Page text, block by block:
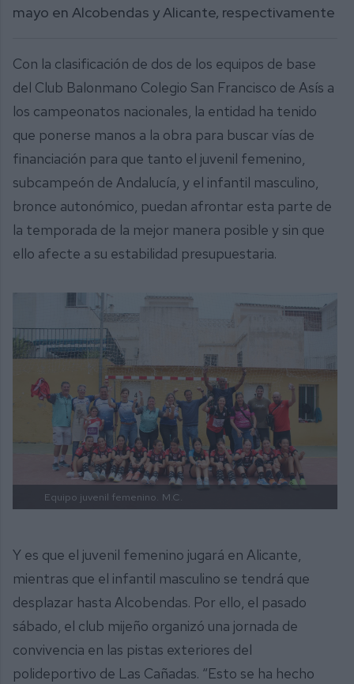
mayo en Alcobendas y Alicante, respectivamente
Con la clasificación de dos de los equipos de base
del Club Balonmano Colegio San Francisco de Asís a
los campeonatos nacionales, la entidad ha tenido
que ponerse manos a la obra para buscar vías de
financiación para que tanto el juvenil femenino,
subcampeón de Andalucía, y el infantil masculino,
bronce autonómico, puedan afrontar esta parte de
la temporada de la mejor manera posible y sin que
ello afecte a su estabilidad presupuestaria.
Equipo juvenil femenino. M.C.
Y es que el juvenil femenino jugará en Alicante,
mientras que el infantil masculino se tendrá que
desplazar hasta Alcobendas. Por ello, el pasado
sábado, el club mijeño organizó una jornada de
convivencia en las pistas exteriores del
polideportivo de Las Cañadas. “Esto se ha hecho